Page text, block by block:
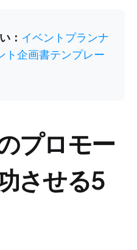
： イベントプランナ
ト企画書テンプレー
プロモー
させる5